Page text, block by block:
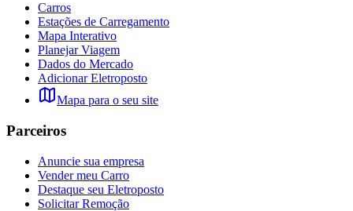
Carros
Estações de Carregamento
Mapa Interativo
Planejar Viagem
Dados do Mercado
Adicionar Eletroposto
Mapa para o seu site
Parceiros
Anuncie sua empresa
Vender meu Carro
Destaque seu Eletroposto
Solicitar Remoção